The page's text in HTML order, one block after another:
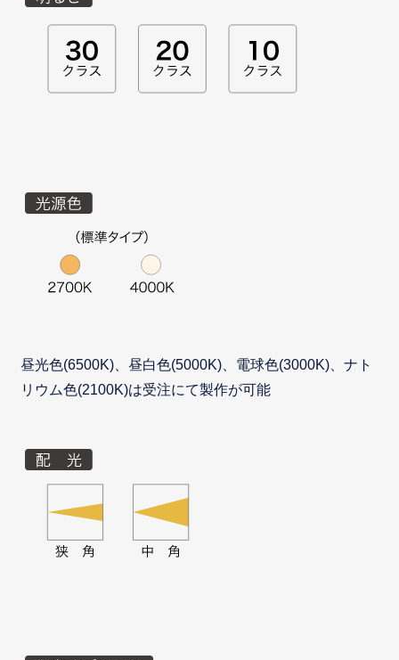
昼光色(6500K)、昼白色(5000K)、電球色(3000K)、ナト
リウム色(2100K)は受注にて製作が可能